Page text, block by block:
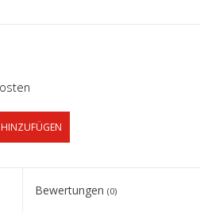
Bewertungen (0)